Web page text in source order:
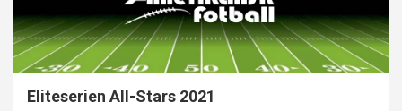
Eliteserien All-Stars 2021